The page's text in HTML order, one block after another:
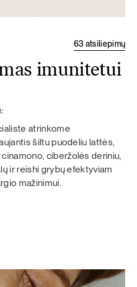
63 atsiliepimų
imunitetui
atrinkome
šiltu puodeliu lattės,
ciberžolės deriniu,
ir reishi grybų efektyviam
mažinimui.